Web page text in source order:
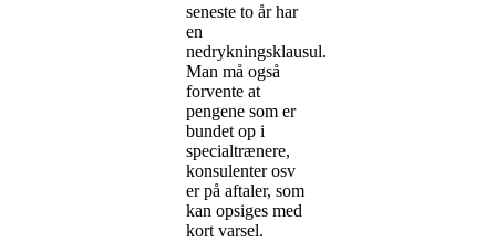
seneste to år har
en
nedrykningsklausul.
Man må også
forvente at
pengene som er
bundet op i
specialtrænere,
konsulenter osv
er på aftaler, som
kan opsiges med
kort varsel.